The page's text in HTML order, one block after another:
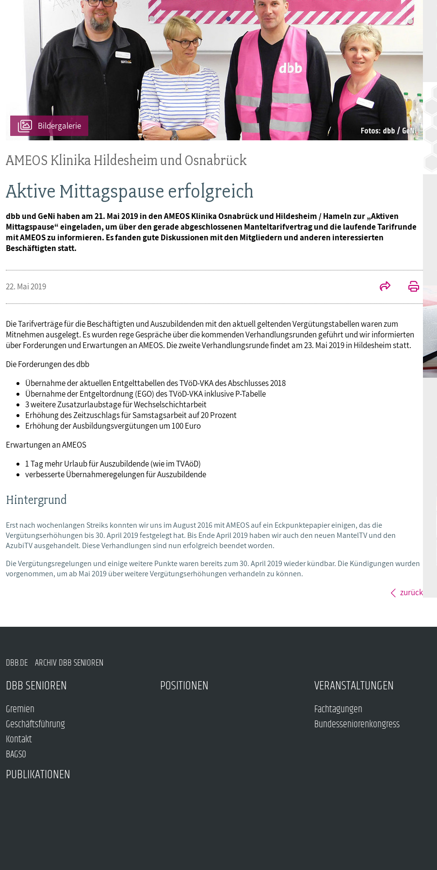
BAGSO
Bildergalerie
AMEOS Klinika Hildesheim und Osnabrück
Aktive Mittagspause erfolgreich
dbb und GeNi haben am 21. Mai 2019 in den AMEOS Klinika Osnabrück und Hildesheim / Hameln zur „Aktiven
Mittagspause“ eingeladen, um über den gerade abgeschlossenen Manteltarifvertrag und die laufende Tarifrunde
mit AMEOS zu informieren. Es fanden gute Diskussionen mit den Mitgliedern und anderen interessierten
Beschäftigten statt.
22. Mai 2019
Die Tarifverträge für die Beschäftigten und Auszubildenden mit den aktuell geltenden Vergütungstabellen waren zum
Mitnehmen ausgelegt. Es wurden rege Gespräche über die kommenden Verhandlungsrunden geführt und wir informierten
über Forderungen und Erwartungen an AMEOS. Die zweite Verhandlungsrunde findet am 23. Mai 2019 in Hildesheim statt.
Die Forderungen des dbb
Übernahme der aktuellen Entgelttabellen des TVöD-VKA des Abschlusses 2018
Übernahme der Entgeltordnung (EGO) des TVöD-VKA inklusive P-Tabelle
3 weitere Zusatzurlaubstage für Wechselschichtarbeit
Erhöhung des Zeitzuschlags für Samstagsarbeit auf 20 Prozent
Erhöhung der Ausbildungsvergütungen um 100 Euro
Erwartungen an AMEOS
1 Tag mehr Urlaub für Auszubildende (wie im TVAöD)
verbesserte Übernahmeregelungen für Auszubildende
Hintergrund
Erst nach wochenlangen Streiks konnten wir uns im August 2016 mit AMEOS auf ein Eckpunktepapier einigen, das die
Vergütungserhöhungen bis 30. April 2019 festgelegt hat. Bis Ende April 2019 haben wir auch den neuen MantelTV und den
AzubiTV ausgehandelt. Diese Verhandlungen sind nun erfolgreich beendet worden.
Die Vergütungsregelungen und einige weitere Punkte waren bereits zum 30. April 2019 wieder kündbar. Die Kündigungen wurden
vorgenommen, um ab Mai 2019 über weitere Vergütungserhöhungen verhandeln zu können.
zurück
DBB.DE ARCHIV DBB SENIOREN
DBB SENIOREN
Gremien
Geschäftsführung
Kontakt
BAGSO
POSITIONEN VERANSTALTUNGEN
Fachtagungen
Bundesseniorenkongress
PUBLIKATIONEN